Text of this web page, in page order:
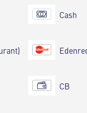
Cash
CB